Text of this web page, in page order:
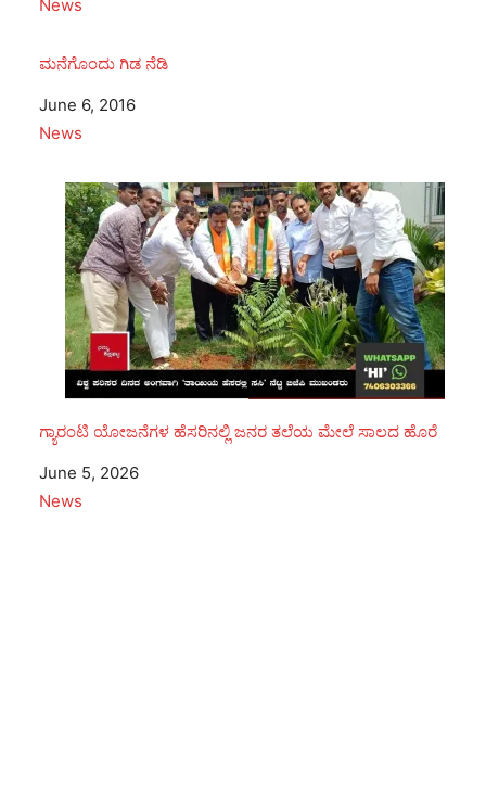
In relation to
News
ಮನೆಗೊಂದು ಗಿಡ ನೆಡಿ
Date
June 6, 2016
In relation to
News
ಗ್ಯಾರಂಟಿ ಯೋಜನೆಗಳ ಹೆಸರಿನಲ್ಲಿ ಜನರ ತಲೆಯ ಮೇಲೆ ಸಾಲದ ಹೊರೆ
Date
June 5, 2026
In relation to
News